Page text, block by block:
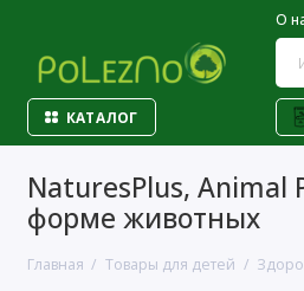
О
КАТАЛОГ
NaturesPlus, Animal
форме животных
Главная Товары для детей